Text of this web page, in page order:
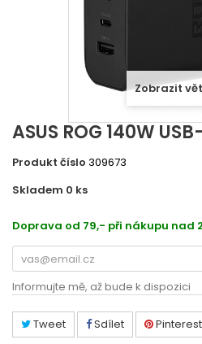
Zobrazit
ASUS ROG 140W
Produkt číslo 309673
Skladem 0 ks
Doprava od 79,- při nákupu nad
Informujte mě, až bude k dispozici
Tweet Sdílet Pinterest